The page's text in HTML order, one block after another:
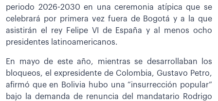
periodo 2026-2030 en una ceremonia atípica que se
celebrará por primera vez fuera de Bogotá y a la que
asistirán el rey Felipe VI de España y al menos ocho
presidentes latinoamericanos.
En mayo de este año, mientras se desarrollaban los
bloqueos, el expresidente de Colombia, Gustavo Petro,
afirmó que en Bolivia hubo una “insurrección popular”
bajo la demanda de renuncia del mandatario Rodrigo